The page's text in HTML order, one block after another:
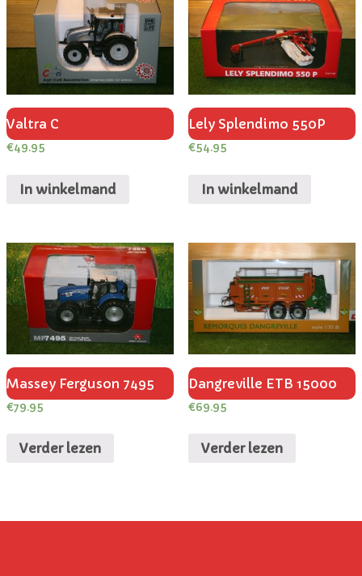
Valtra C
€49.95
In winkelmand
Lely Splendimo 550P
€54.95
In winkelmand
Massey Ferguson 7495
€79.95
Verder lezen
Dangreville ETB 15000
€69.95
Verder lezen